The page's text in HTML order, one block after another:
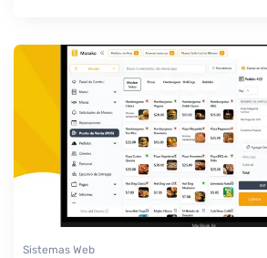
Sistemas Web